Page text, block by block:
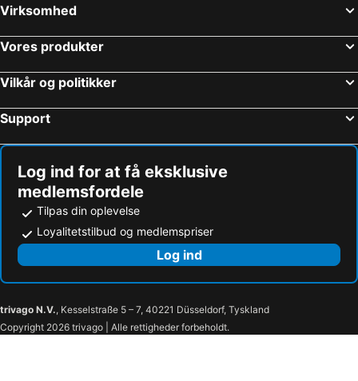
Virksomhed
Vores produkter
Vilkår og politikker
Support
Log ind for at få eksklusive
medlemsfordele
Tilpas din oplevelse
Loyalitetstilbud og medlemspriser
Log ind
trivago N.V., Kesselstraße 5 – 7, 40221 Düsseldorf, Tyskland
Copyright 2026 trivago | Alle rettigheder forbeholdt.